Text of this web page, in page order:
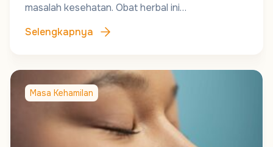
masalah kesehatan. Obat herbal ini…
Selengkapnya
Masa Kehamilan